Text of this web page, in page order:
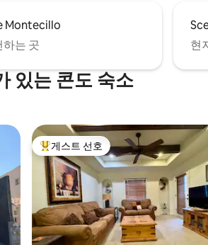
Montecillo
는 곳
현
있는 콘도 숙소
상위 게스트 선호
게스트 선호